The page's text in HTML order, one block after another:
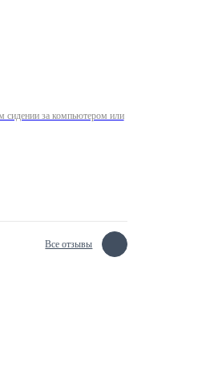
сидении за компьютером или
Все отзывы